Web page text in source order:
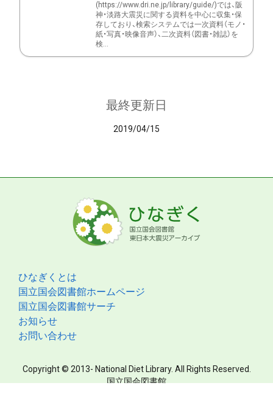
(https://www.dri.ne.jp/library/guide/)では、阪
神・淡路大震災に関する資料を中心に収集・保
存しており、検索システムでは一次資料（モノ・
紙・写真・映像音声）、二次資料（図書・雑誌）を
検...
最終更新日
2019/04/15
ひなぎくとは
国立国会図書館ホームページ
国立国会図書館サーチ
お知らせ
お問い合わせ
Copyright © 2013- National Diet Library. All Rights Reserved.